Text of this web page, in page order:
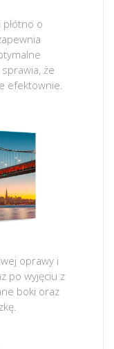
o
że
efektownie.
oprawy i
po wyjęciu z
boki oraz